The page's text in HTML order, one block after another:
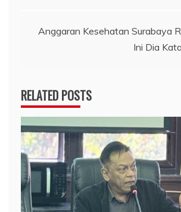
Anggaran Kesehatan Surabaya
Ini Dia
RELATED POSTS